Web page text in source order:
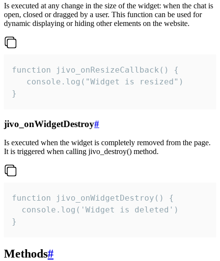
Is executed at any change in the size of the widget: when the chat is
open, closed or dragged by a user. This function can be used for
dynamic displaying or hiding other elements on the website.
function jivo_onResizeCallback() {
   console.log("Widget is resized")
}
jivo_onWidgetDestroy#
Is executed when the widget is completely removed from the page.
It is triggered when calling jivo_destroy() method.
function jivo_onWidgetDestroy() {
  console.log('Widget is deleted')
}
Methods#